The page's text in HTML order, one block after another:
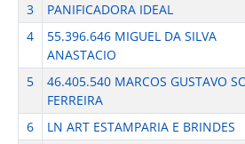
3
PANIFICADORA IDEAL
4
55.396.646 MIGUEL DA SILVA
ANASTACIO
5
46.405.540 MARCOS GUSTAVO
FERREIRA
6 LN ART ESTAMPARIA E BRINDES